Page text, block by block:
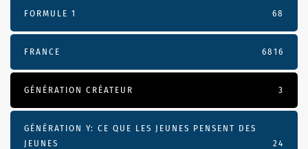
FORMULE 1 68
FRANCE 6816
GÉNÉRATION CRÉATEUR 3
GÉNÉRATION Y: CE QUE LES JEUNES PENSENT DES
JEUNES
24